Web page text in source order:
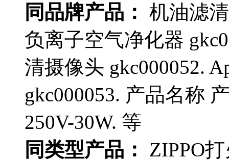
同品牌产品： 机油滤
负离子空气净化器
清摄像头 gkc000052.
gkc000053. 产品名称
250V-30W. 等
同类型产品：
ZIPPO